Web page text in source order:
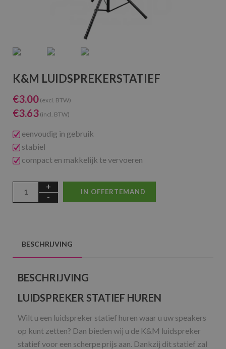
K&M LUIDSPREKERSTATIEF
€3.00 (excl. BTW)
€3.63 (incl. BTW)
eenvoudig in gebruik
stabiel
compact en makkelijk te vervoeren
IN OFFERTEMAND
BESCHRIJVING
BESCHRIJVING
LUIDSPREKER STATIEF HUREN
Wilt u een luidspreker statief huren waar u uw speakers
op kunt zetten? Dan bieden wij u de K&M luidspreker
statief voor een scherpe prijs aan. Dankzij dit statief zal